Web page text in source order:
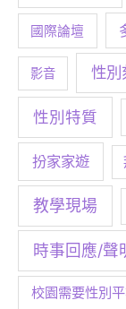
國際論壇
影音 性別
性別特質
扮家家遊
教學現場
時事回應/聲
校園需要性別